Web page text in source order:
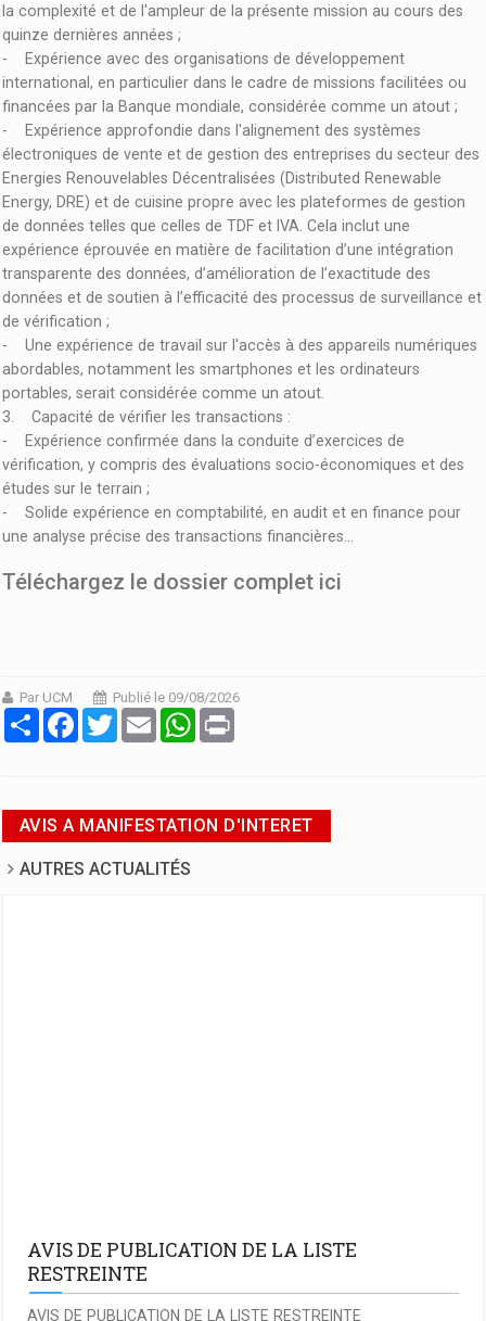
la complexité et de l'ampleur de la présente mission au cours des
quinze dernières années ;
- Expérience avec des organisations de développement
international, en particulier dans le cadre de missions facilitées ou
financées par la Banque mondiale, considérée comme un atout ;
- Expérience approfondie dans l'alignement des systèmes
électroniques de vente et de gestion des entreprises du secteur des
Energies Renouvelables Décentralisées (Distributed Renewable
Energy, DRE) et de cuisine propre avec les plateformes de gestion
de données telles que celles de TDF et IVA. Cela inclut une
expérience éprouvée en matière de facilitation d’une intégration
transparente des données, d’amélioration de l’exactitude des
données et de soutien à l’efficacité des processus de surveillance et
de vérification ;
- Une expérience de travail sur l'accès à des appareils numériques
abordables, notamment les smartphones et les ordinateurs
portables, serait considérée comme un atout.
3. Capacité de vérifier les transactions :
- Expérience confirmée dans la conduite d’exercices de
vérification, y compris des évaluations socio-économiques et des
études sur le terrain ;
- Solide expérience en comptabilité, en audit et en finance pour
une analyse précise des transactions financières...
Téléchargez le dossier complet ici
Par UCM
Publié le 09/08/2026
PartagerFacebook
Twitter Email WhatsApp
AVIS A MANIFESTATION D'INTERET
AUTRES ACTUALITÉS
AVIS DE PUBLICATION DE LA LISTE
RESTREINTE
AVIS DE PUBLICATION DE LA LISTE RESTREINTE